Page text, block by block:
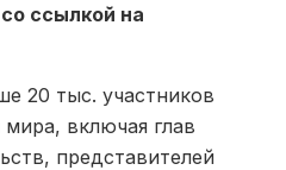
со ссылкой на
20 тыс. участников
включая глав
представителей